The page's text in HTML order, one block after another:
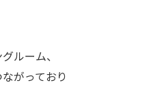
ルーム、
がっており